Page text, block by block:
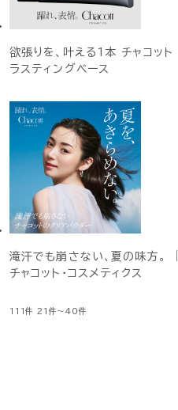
欲張りを、叶える1本 チャコット
ラスティングベース
滝汗でも崩さない、夏の味方。 ｜
チャコット・コスメティクス
111件 21件～40件